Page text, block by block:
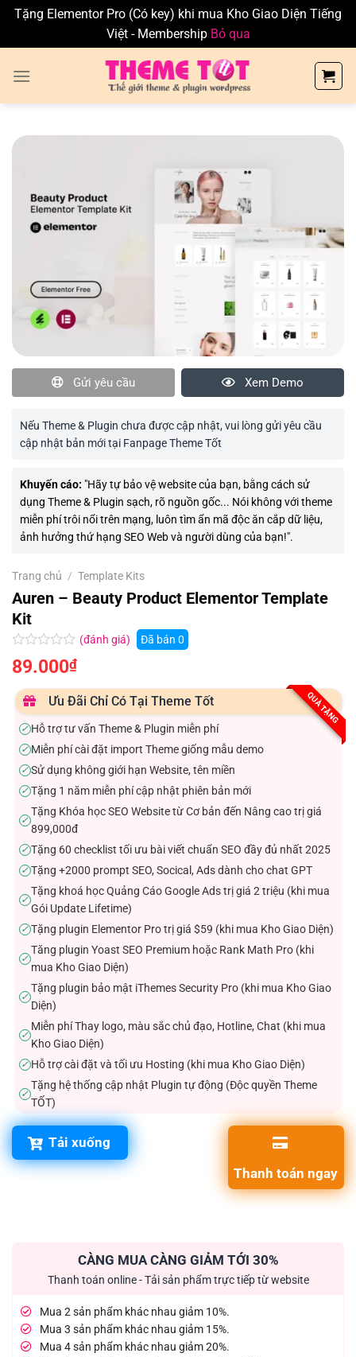
Tặng Elementor Pro (Có key) khi mua Kho Giao Diện Tiếng
Việt - Membership Bỏ qua
Gửi yêu cầu Xem Demo
Nếu Theme & Plugin chưa được cập nhật, vui lòng gửi yêu cầu
cập nhật bản mới tại Fanpage Theme Tốt
Khuyến cáo: "Hãy tự bảo vệ website của bạn, bằng cách sử
dụng Theme & Plugin sạch, rõ nguồn gốc... Nói không với theme
miễn phí trôi nổi trên mạng, luôn tìm ẩn mã độc ăn cắp dữ liệu,
ảnh hưởng thứ hạng SEO Web và người dùng của bạn!".
Trang chủ / Template Kits
Auren – Beauty Product Elementor Template
Kit
Được
xếp
0.0
5
sao
(đánh giá) Đã bán 0
89.000₫
QUÀ TẶNG
Ưu Đãi Chỉ Có Tại Theme Tốt
✓Hỗ trợ tư vấn Theme & Plugin miễn phí
✓Miễn phí cài đặt import Theme giống mẫu demo
✓Sử dụng không giới hạn Website, tên miền
✓Tặng 1 năm miễn phí cập nhật phiên bản mới
✓
Tặng Khóa học SEO Website từ Cơ bản đến Nâng cao trị giá
899,000đ
✓Tặng 60 checklist tối ưu bài viết chuẩn SEO đầy đủ nhất 2025
✓Tặng +2000 prompt SEO, Socical, Ads dành cho chat GPT
✓
Tặng khoá học Quảng Cáo Google Ads trị giá 2 triệu (khi mua
Gói Update Lifetime)
✓Tặng plugin Elementor Pro trị giá $59 (khi mua Kho Giao Diện)
✓
Tăng plugin Yoast SEO Premium hoặc Rank Math Pro (khi
mua Kho Giao Diện)
✓
Tặng plugin bảo mật iThemes Security Pro (khi mua Kho Giao
Diện)
✓
Miễn phí Thay logo, màu sắc chủ đạo, Hotline, Chat (khi mua
Kho Giao Diện)
✓Hỗ trợ cài đặt và tối ưu Hosting (khi mua Kho Giao Diện)
✓
Tặng hệ thống cập nhật Plugin tự động (Độc quyền Theme
TỐT)
Tải xuống
Thanh toán ngay
CÀNG MUA CÀNG GIẢM TỚI 30%
Thanh toán online - Tải sản phẩm trực tiếp từ website
Mua 2 sản phẩm khác nhau giảm 10%.
Mua 3 sản phẩm khác nhau giảm 15%.
Mua 4 sản phẩm khác nhau giảm 20%.